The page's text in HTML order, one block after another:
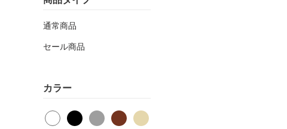
通常商品
セール商品
カラー